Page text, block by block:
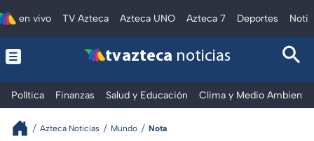
en vivo TV Azteca Azteca UNO Azteca 7 Deportes
tv azteca noticias
Política Finanzas Salud y Educación Clima y Medio Ambiente
Azteca Noticias Mundo Nota